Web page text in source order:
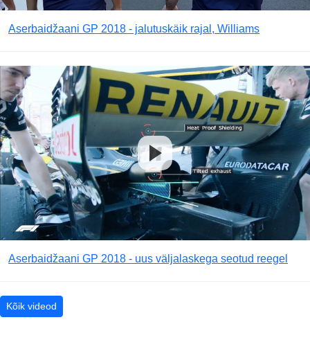
Aserbaidžaani GP 2018 - jalutuskäik rajal, Williams
Aserbaidžaani GP 2018 - uus väljalaskega seotud reegel
Kõik videod